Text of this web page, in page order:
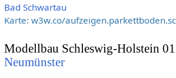
Bad Schwartau
Karte: w3w.co/
Modellbau Schleswig-Holstein
Neumünster